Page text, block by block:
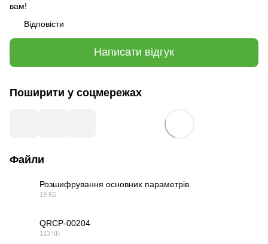
вам!
Відповісти
Написати відгук
Поширити у соцмережах
Файли
Розшифрування основних параметрів
19 КБ
QRCP-00204
123 КБ